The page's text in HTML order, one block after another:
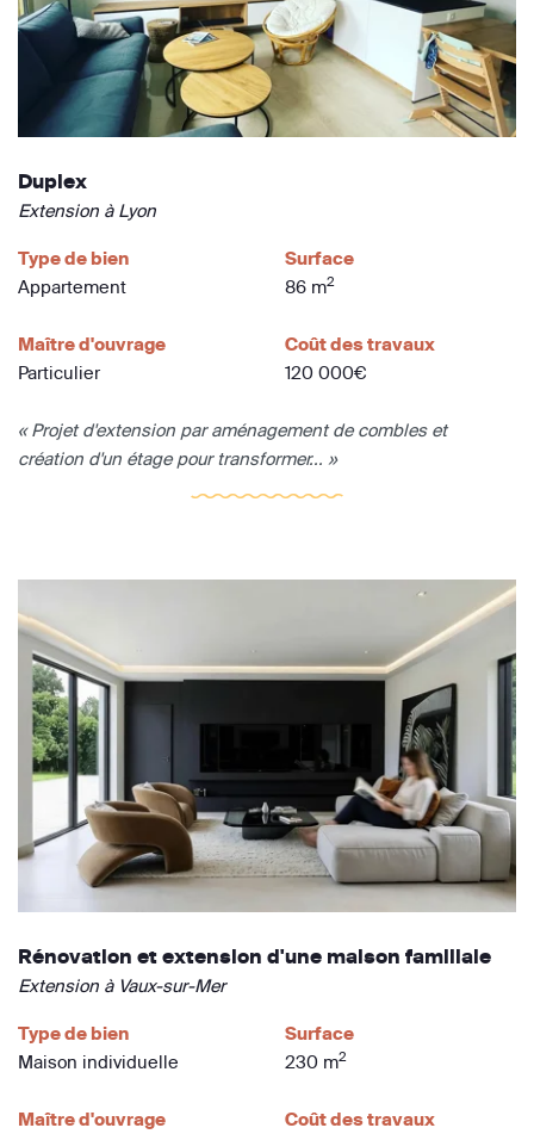
Duplex
Extension à Lyon
Type de bien
Appartement
Surface
86 m2
Maître d'ouvrage
Particulier
Coût des travaux
120 000€
« Projet d'extension par aménagement de combles et
création d'un étage pour transformer... »
Rénovation et extension d'une maison familiale
Extension à Vaux-sur-Mer
Type de bien
Maison individuelle
Surface
230 m2
Maître d'ouvrage
Coût des travaux